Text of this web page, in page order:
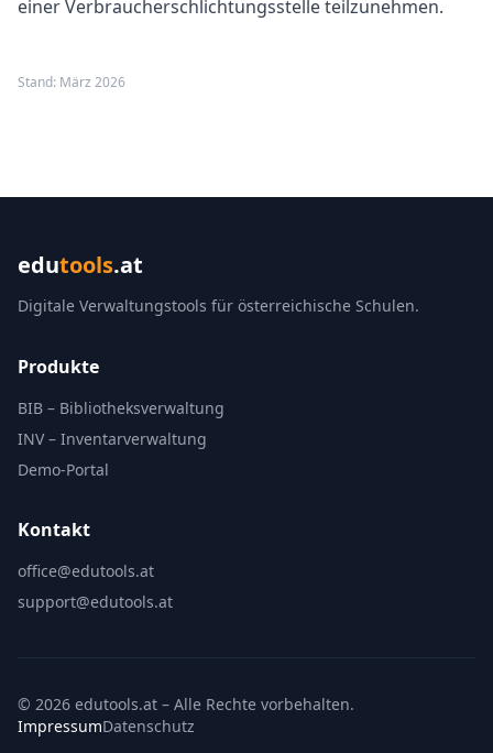
einer Verbraucherschlichtungsstelle teilzunehmen.
Stand: März 2026
edutools.at
Digitale Verwaltungstools für österreichische Schulen.
Produkte
BIB – Bibliotheksverwaltung
INV – Inventarverwaltung
Demo-Portal
Kontakt
office@edutools.at
support@edutools.at
© 2026 edutools.at – Alle Rechte vorbehalten.
ImpressumDatenschutz